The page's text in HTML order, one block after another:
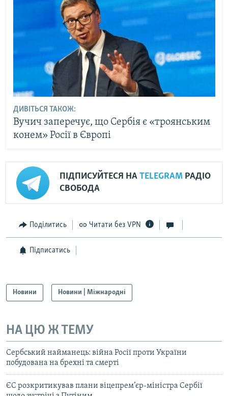
ДИВІТЬСЯ ТАКОЖ:
Вучич заперечує, що Сербія є «троянським
конем» Росії в Європі
ПІДПИСУЙТЕСЯ НА TELEGRAM РАДІО
СВОБОДА
Поділитись Читати без VPN
Підписатись
Новини Новини | Міжнародні
НА ЦЮ Ж ТЕМУ
Сербський найманець: війна Росії проти України
побудована на брехні та смерті
ЄС розкритикував плани віцепрем’єр-міністра Сербії